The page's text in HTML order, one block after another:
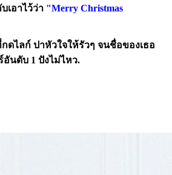
เอาไว้ว่า "Merry Christmas
ดไลก์ ปาหัวใจให้รัวๆ จนชื่อของเธอ
นดับ 1 ปังไม่ไหว.